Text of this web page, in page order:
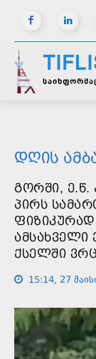
ᲓᲦᲘᲡ
ᲒᲝᲠᲨᲘ, Ე.Წ.
ᲞᲘᲠᲡ
ᲥᲡᲔᲚᲨᲘ
15:14, 27